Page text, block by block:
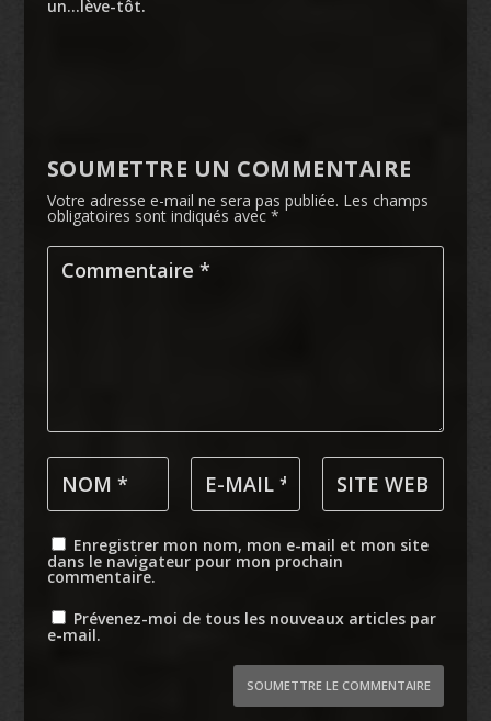
un…lève-tôt.
SOUMETTRE UN COMMENTAIRE
Votre adresse e-mail ne sera pas publiée. Les champs
obligatoires sont indiqués avec *
Enregistrer mon nom, mon e-mail et mon site
dans le navigateur pour mon prochain
commentaire.
Prévenez-moi de tous les nouveaux articles par
e-mail.
SOUMETTRE LE COMMENTAIRE